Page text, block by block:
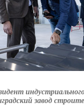
завод